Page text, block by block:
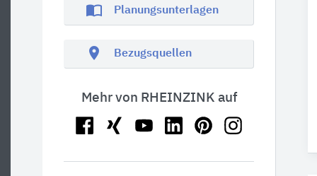
import_contacts Planungsunterlagen
location_on Bezugsquellen
Mehr von RHEINZINK auf